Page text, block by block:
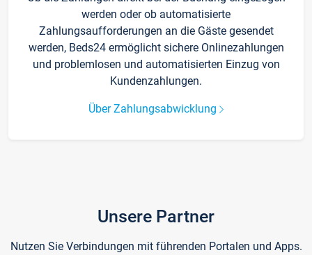
werden oder ob automatisierte
Zahlungsaufforderungen an die Gäste gesendet
werden, Beds24 ermöglicht sichere Onlinezahlungen
und problemlosen und automatisierten Einzug von
Kundenzahlungen.
Über Zahlungsabwicklung
Unsere Partner
Nutzen Sie Verbindungen mit führenden Portalen und Apps.